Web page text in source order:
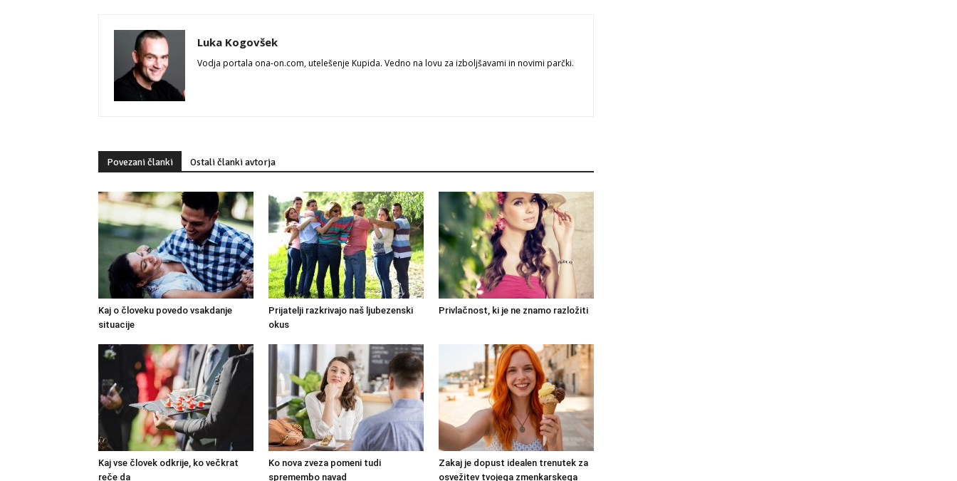
Luka Kogovšek
Vodja portala ona-on.com, utelešenje Kupida. Vedno na lovu za izboljšavami in novimi parčki.
Povezani članki Ostali članki avtorja
Kaj o človeku povedo vsakdanje
situacije
Prijatelji razkrivajo naš ljubezenski
okus
Privlačnost, ki je ne znamo razložiti
Kaj vse človek odkrije, ko večkrat
reče da
Ko nova zveza pomeni tudi
spremembo navad
Zakaj je dopust idealen trenutek za
osvežitev tvojega zmenkarskega